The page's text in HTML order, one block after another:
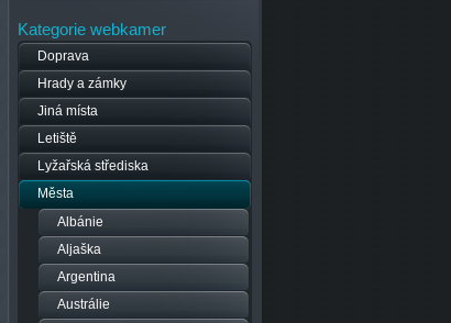
Kategorie webkamer
Doprava
Hrady a zámky
Jiná místa
Letiště
Lyžařská střediska
Města
Albánie
Aljaška
Argentina
Austrálie